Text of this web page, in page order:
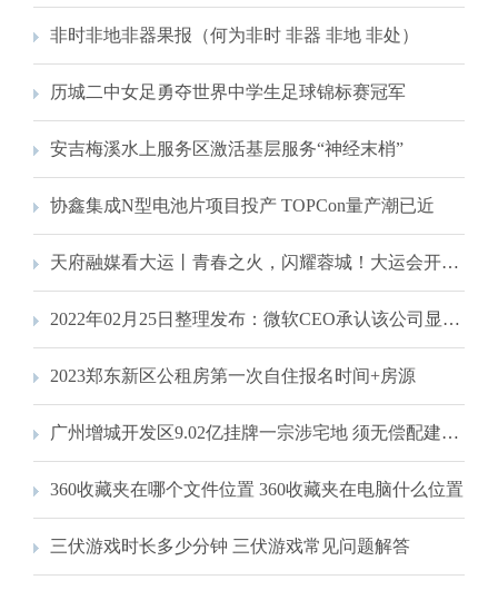
非时非地非器果报（何为非时 非器 非地 非处）
历城二中女足勇夺世界中学生足球锦标赛冠军
安吉梅溪水上服务区激活基层服务“神经末梢”
协鑫集成N型电池片项目投产 TOPCon量产潮已近
天府融媒看大运丨青春之火，闪耀蓉城！大运会开幕式现场图集来了
2022年02月25日整理发布：微软CEO承认该公司显然错失了移动市场
2023郑东新区公租房第一次自住报名时间+房源
广州增城开发区9.02亿挂牌一宗涉宅地 须无偿配建8万平米科研用房
360收藏夹在哪个文件位置 360收藏夹在电脑什么位置
三伏游戏时长多少分钟 三伏游戏常见问题解答